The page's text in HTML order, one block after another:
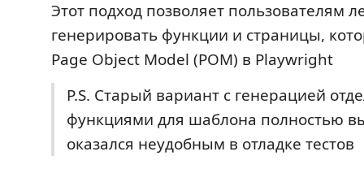
Этот подход позволяет пользователям
генерировать функции и страницы,
Page Object Model (POM) в Playwright
P.S. Старый вариант с генерацией
функциями для шаблона полностью
оказался неудобным в отладке тестов